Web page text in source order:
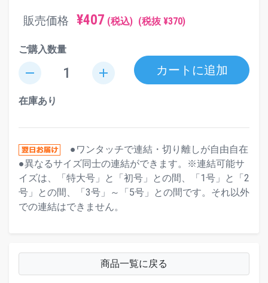
販売価格 ¥407 (税込) (税抜 ¥370)
ご購入数量
remove add カートに追加
在庫あり
●ワンタッチで連結・切り離しが自由自在
●異なるサイズ同士の連結ができます。※連結可能サ
イズは、「特大号」と「初号」との間、「1号」と「2
号」との間、「3号」～「5号」との間です。それ以外
での連結はできません。
商品一覧に戻る